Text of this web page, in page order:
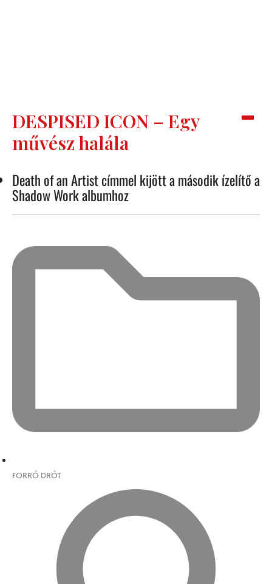
DESPISED ICON – Egy
művész halála
Death of an Artist címmel kijött a második ízelítő a
Shadow Work albumhoz
FORRÓ DRÓT